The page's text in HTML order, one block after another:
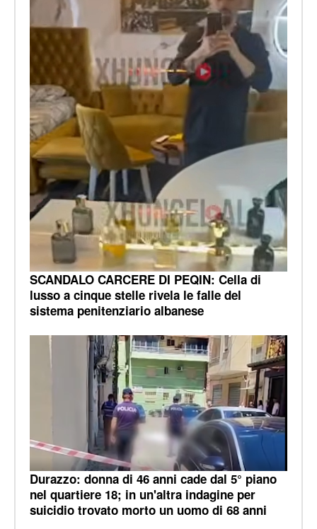
SCANDALO CARCERE DI PEQIN: Cella di
lusso a cinque stelle rivela le falle del
sistema penitenziario albanese
Durazzo: donna di 46 anni cade dal 5° piano
nel quartiere 18; in un'altra indagine per
suicidio trovato morto un uomo di 68 anni